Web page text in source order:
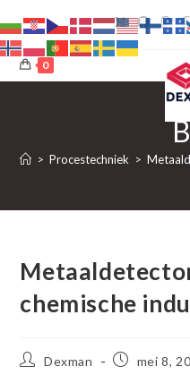
naar
inhoud
0
> Procestechniek >
chemische
BerichtDexman
Bericht
mei 8,